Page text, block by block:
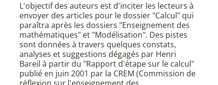
L'objectif des auteurs est d'inciter les lecteurs à
envoyer des articles pour le dossier "Calcul" qui
paraîtra après les dossiers "Enseignement des
mathématiques" et "Modélisation". Des pistes
sont données à travers quelques constats,
analyses et suggestions dégagés par Henri
Bareil à partir du "Rapport d'étape sur le calcul"
publié en juin 2001 par la CREM (Commission de